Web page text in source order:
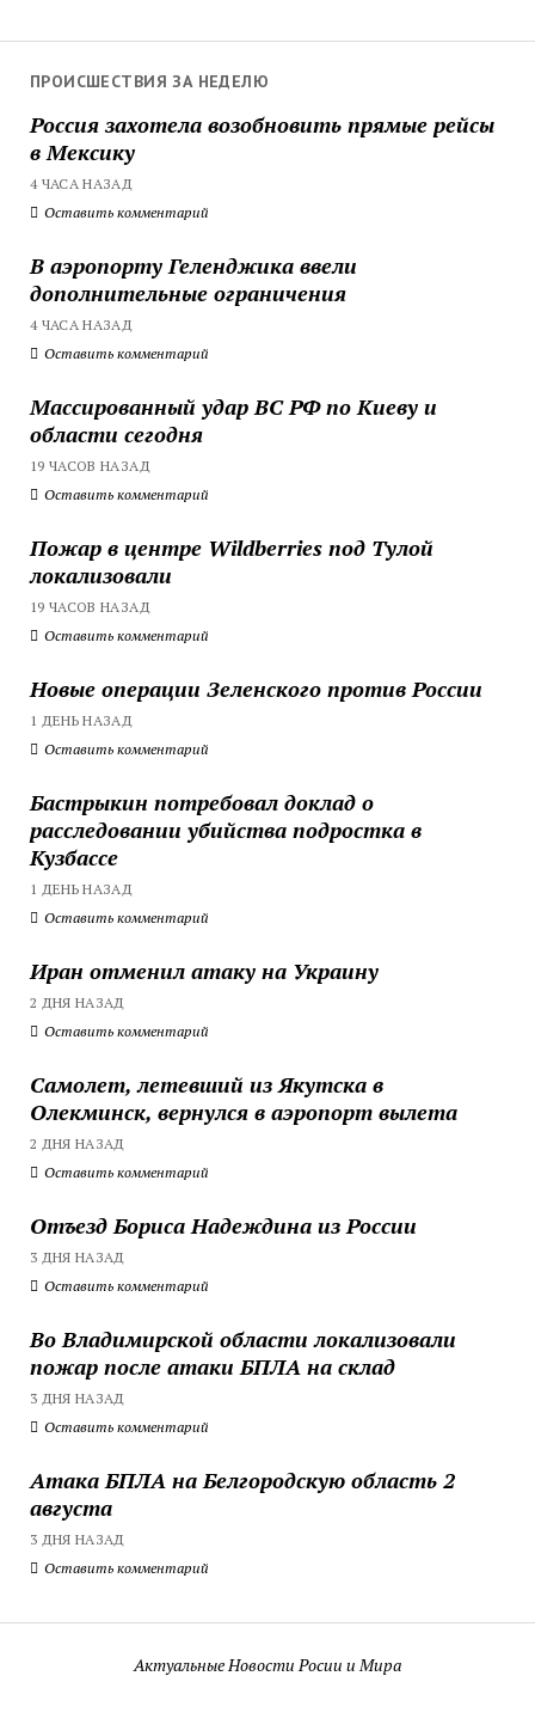
ПРОИСШЕСТВИЯ ЗА НЕДЕЛЮ
Россия захотела возобновить прямые рейсы
в Мексику
4 ЧАСА НАЗАД
Оставить комментарий
В аэропорту Геленджика ввели
дополнительные ограничения
4 ЧАСА НАЗАД
Оставить комментарий
Массированный удар ВС РФ по Киеву и
области сегодня
19 ЧАСОВ НАЗАД
Оставить комментарий
Пожар в центре Wildberries под Тулой
локализовали
19 ЧАСОВ НАЗАД
Оставить комментарий
Новые операции Зеленского против России
1 ДЕНЬ НАЗАД
Оставить комментарий
Бастрыкин потребовал доклад о
расследовании убийства подростка в
Кузбассе
1 ДЕНЬ НАЗАД
Оставить комментарий
Иран отменил атаку на Украину
2 ДНЯ НАЗАД
Оставить комментарий
Самолет, летевший из Якутска в
Олекминск, вернулся в аэропорт вылета
2 ДНЯ НАЗАД
Оставить комментарий
Отъезд Бориса Надеждина из России
3 ДНЯ НАЗАД
Оставить комментарий
Во Владимирской области локализовали
пожар после атаки БПЛА на склад
3 ДНЯ НАЗАД
Оставить комментарий
Атака БПЛА на Белгородскую область 2
августа
3 ДНЯ НАЗАД
Оставить комментарий
Актуальные Новости Росии и Мира